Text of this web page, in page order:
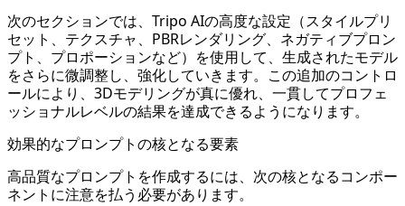
次のセクションでは、Tripo AIの高度な設定（スタイルプリ
セット、テクスチャ、PBRレンダリング、ネガティブプロン
プト、プロポーションなど）を使用して、生成されたモデル
をさらに微調整し、強化していきます。この追加のコントロ
ールにより、3Dモデリングが真に優れ、一貫してプロフェ
ッショナルレベルの結果を達成できるようになります。
効果的なプロンプトの核となる要素
高品質なプロンプトを作成するには、次の核となるコンポー
ネントに注意を払う必要があります。